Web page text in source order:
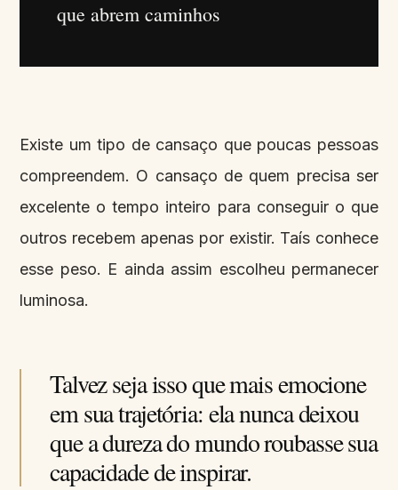
que abrem caminhos
Existe um tipo de cansaço que poucas pessoas
compreendem. O cansaço de quem precisa ser
excelente o tempo inteiro para conseguir o que
outros recebem apenas por existir. Taís conhece
esse peso. E ainda assim escolheu permanecer
luminosa.
Talvez seja isso que mais emocione
em sua trajetória: ela nunca deixou
que a dureza do mundo roubasse sua
capacidade de inspirar.